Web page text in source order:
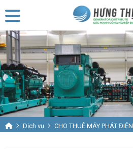
Dịch vụ CHO THUÊ MÁY PHÁT ĐIỆN